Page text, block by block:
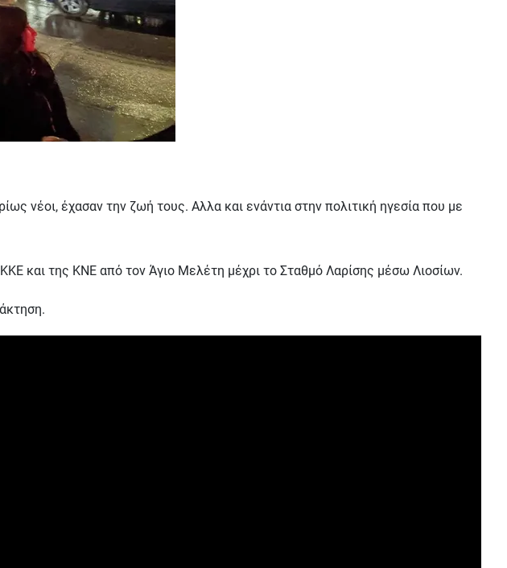
νέοι, έχασαν την ζωή τους. Αλλα και ενάντια στην πολιτική ηγεσία που με
και της ΚΝΕ από τον Άγιο Μελέτη μέχρι το Σταθμό Λαρίσης μέσω Λιοσίων.